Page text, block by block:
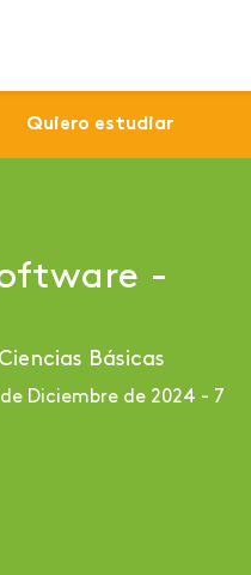
Ingeniería de
-
Básicas
Diciembre de 2024 - 7
Quiero estudiar